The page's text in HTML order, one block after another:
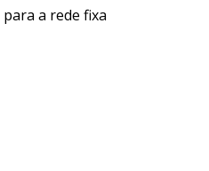
a rede fixa